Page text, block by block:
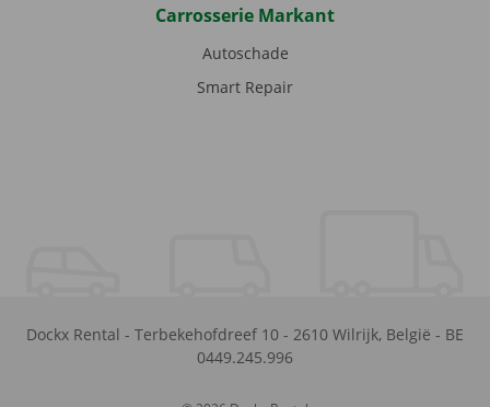
Carrosserie Markant
Autoschade
Smart Repair
Dockx Rental - Terbekehofdreef 10 - 2610 Wilrijk, België - BE
0449.245.996